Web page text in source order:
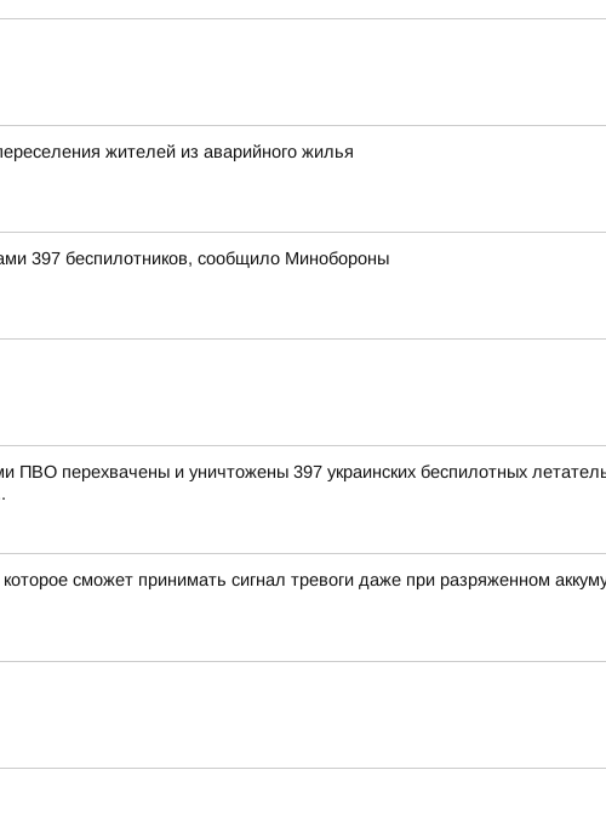
жителей из аварийного жилья
397 беспилотников, сообщило Минобороны
перехвачены и уничтожены 397 украинских беспилотных
сможет принимать сигнал тревоги даже при разряженном